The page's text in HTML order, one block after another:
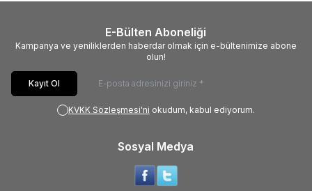
E-Bülten Aboneliği
Kampanya ve yeniliklerden haberdar olmak için e-bültenimize abone
olun!
Kayıt Ol
KVKK Sözleşmesi'ni okudum, kabul ediyorum.
Sosyal Medya